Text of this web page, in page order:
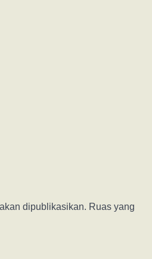
dipublikasikan. Ruas yang